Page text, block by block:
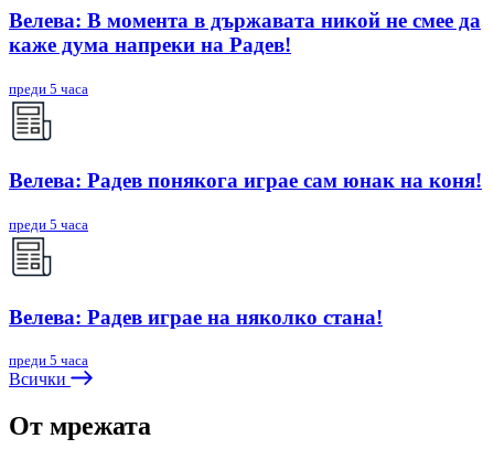
Велева: В момента в държавата никой не смее да
каже дума напреки на Радев!
преди 5 часа
Велева: Радев понякога играе сам юнак на коня!
преди 5 часа
Велева: Радев играе на няколко стана!
преди 5 часа
Всички
От мрежата